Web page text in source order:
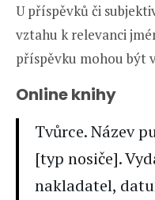
U příspěvků či
vztahu k relevanci
příspěvku mohou být
Online knihy
Tvůrce. Název
[typ nosiče].
nakladatel,